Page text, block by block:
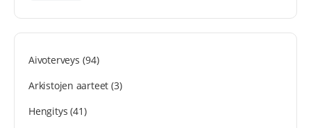
Aivoterveys (94)
Arkistojen aarteet (3)
Hengitys (41)